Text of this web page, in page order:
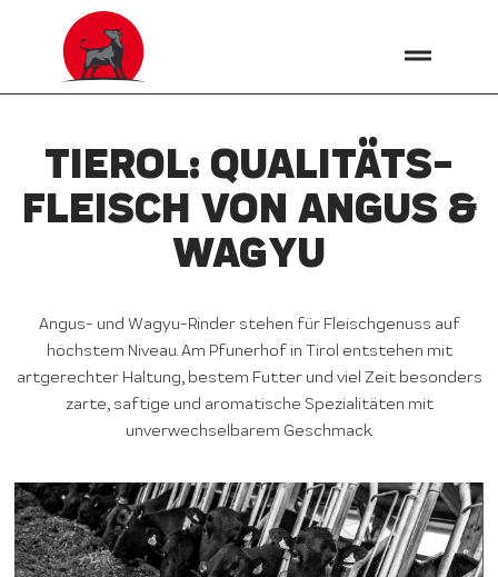
TIEROL: QUALITÄTS­
FLEISCH VON ANGUS &
WAGYU
Angus- und Wagyu-Rinder stehen für Fleischgenuss auf
höchstem Niveau. Am Pfunerhof in Tirol entstehen mit
artgerechter Haltung, bestem Futter und viel Zeit besonders
zarte, saftige und aromatische Spezialitäten mit
unverwechselbarem Geschmack.